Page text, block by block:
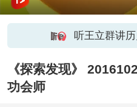
听王立群讲
《探索发现》
功会师